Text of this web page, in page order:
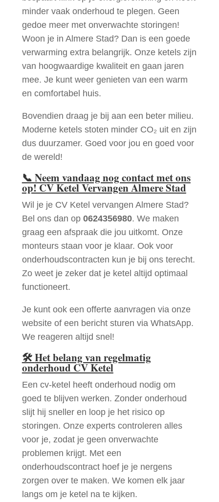
minder vaak onderhoud te plegen. Geen
gedoe meer met onverwachte storingen!
Woon je in Almere Stad? Dan is een goede
verwarming extra belangrijk. Onze ketels zijn
van hoogwaardige kwaliteit en gaan jaren
mee. Je kunt weer genieten van een warm
en comfortabel huis.
Bovendien draag je bij aan een beter milieu.
Moderne ketels stoten minder CO₂ uit en zijn
dus duurzamer. Goed voor jou en goed voor
de wereld!
📞 Neem vandaag nog contact met ons
op! CV Ketel Vervangen Almere Stad
Wil je je CV Ketel vervangen Almere Stad?
Bel ons dan op 0624356980. We maken
graag een afspraak die jou uitkomt. Onze
monteurs staan voor je klaar. Ook voor
onderhoudscontracten kun je bij ons terecht.
Zo weet je zeker dat je ketel altijd optimaal
functioneert.
Je kunt ook een offerte aanvragen via onze
website of een bericht sturen via WhatsApp.
We reageren altijd snel!
🛠Het belang van regelmatig
onderhoud CV Ketel
Een cv-ketel heeft onderhoud nodig om
goed te blijven werken. Zonder onderhoud
slijt hij sneller en loop je het risico op
storingen. Onze experts controleren alles
voor je, zodat je geen onverwachte
problemen krijgt. Met een
onderhoudscontract hoef je je nergens
zorgen over te maken. We komen elk jaar
langs om je ketel na te kijken.